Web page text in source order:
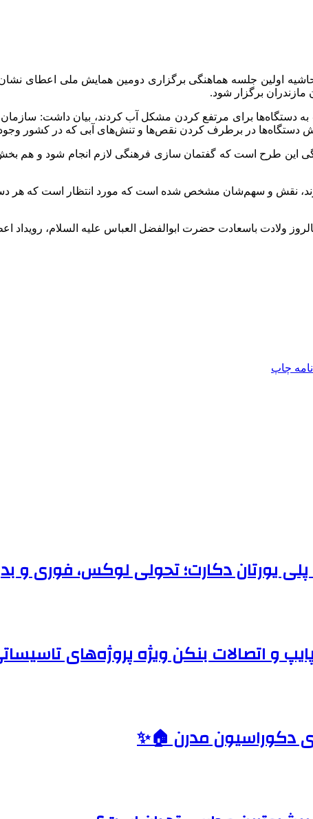
اولین جلسه هماهنگی برگزاری دومین همایش ملی اعطای
برگزار شود.
به دستگاه‌ها برای مرتفع کردن مشکل آب کردند، بیان داشت:
دستگاه‌ها در برطرف کردن نقص‌ها و تنش‌های آبی که در کشور وجود
این طرح است که گفتمان سازی فرهنگی لازم انجام شود و هم
نقش و سهم‌شان مشخص شده است که مورد انتظار است که هر
العباس علیه السلام، رویداد
چاپ
یورتان دکارت؛ تحولی لوکس، فوری و
و اتصالات بنکن ویژه پروژه‌های
دکوراسیون مدرن 🏠✨